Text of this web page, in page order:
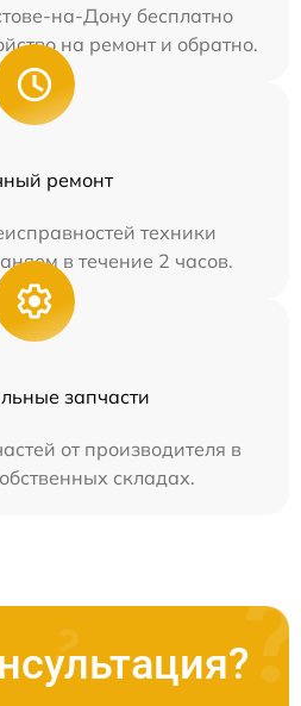
на-Дону бесплатно
на ремонт и обратно.
ремонт
техники
в течение 2 часов.
запчасти
от производителя в
складах.